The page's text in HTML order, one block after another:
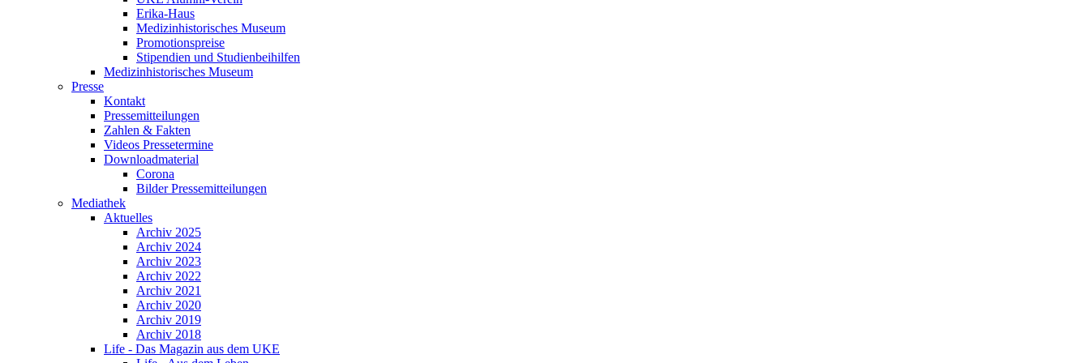
Erika-Haus
Medizinhistorisches Museum
Promotionspreise
Stipendien und Studienbeihilfen
Medizinhistorisches Museum
Presse
Kontakt
Pressemitteilungen
Zahlen & Fakten
Videos Pressetermine
Downloadmaterial
Corona
Bilder Pressemitteilungen
Mediathek
Aktuelles
Archiv 2025
Archiv 2024
Archiv 2023
Archiv 2022
Archiv 2021
Archiv 2020
Archiv 2019
Archiv 2018
Life - Das Magazin aus dem UKE